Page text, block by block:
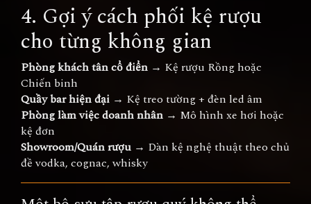
4. Gợi ý cách phối kệ rượu
cho từng không gian
Phòng khách tân cổ điển → Kệ rượu Rồng hoặc
Chiến binh
Quầy bar hiện đại → Kệ treo tường + đèn led âm
Phòng làm việc doanh nhân → Mô hình xe hơi hoặc
kệ đơn
Showroom/Quán rượu → Dàn kệ nghệ thuật theo chủ
đề vodka, cognac, whisky